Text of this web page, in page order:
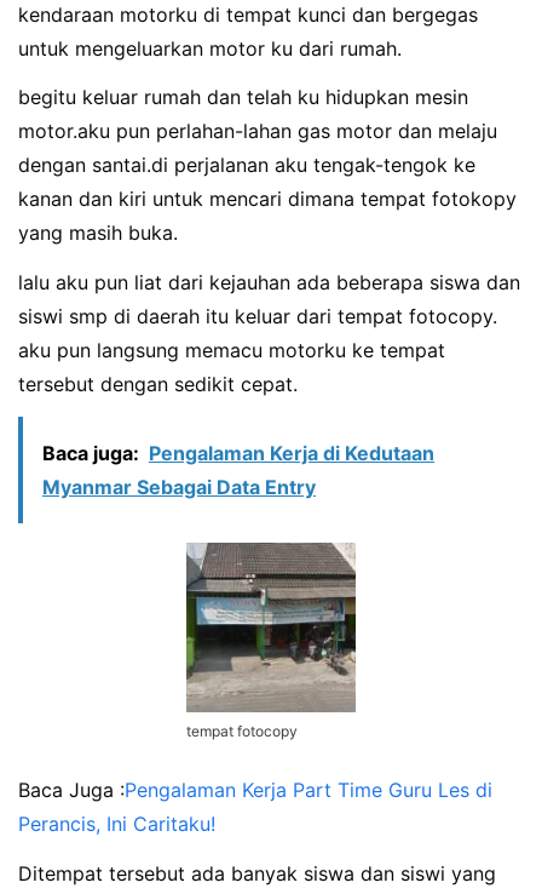
kendaraan motorku di tempat kunci dan bergegas
untuk mengeluarkan motor ku dari rumah.
begitu keluar rumah dan telah ku hidupkan mesin
motor.aku pun perlahan-lahan gas motor dan melaju
dengan santai.di perjalanan aku tengak-tengok ke
kanan dan kiri untuk mencari dimana tempat fotokopy
yang masih buka.
lalu aku pun liat dari kejauhan ada beberapa siswa dan
siswi smp di daerah itu keluar dari tempat fotocopy.
aku pun langsung memacu motorku ke tempat
tersebut dengan sedikit cepat.
Baca juga: Pengalaman Kerja di Kedutaan
Myanmar Sebagai Data Entry
tempat fotocopy
Baca Juga :Pengalaman Kerja Part Time Guru Les di
Perancis, Ini Caritaku!
Ditempat tersebut ada banyak siswa dan siswi yang